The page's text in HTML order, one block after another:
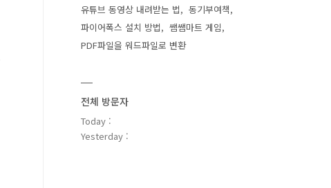
유튜브 동영상 내려받는 법
동기부여책
파이어폭스 설치 방법
쌤쌤마트 게임
PDF파일을 워드파일로 변환
전체 방문자
Today :
Yesterday :